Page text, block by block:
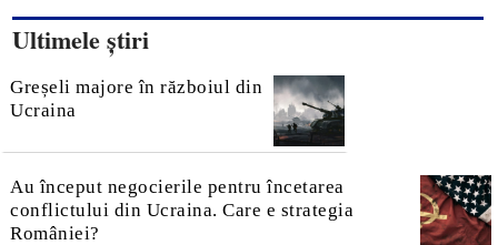
Ultimele știri
Greșeli majore în războiul din
Ucraina
Au început negocierile pentru încetarea
conflictului din Ucraina. Care e strategia
României?